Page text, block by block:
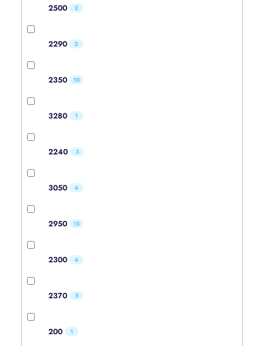
2500 2
2290 2
2350 10
3280 1
2240 3
3050 4
2950 15
2300 4
2370 5
200 1